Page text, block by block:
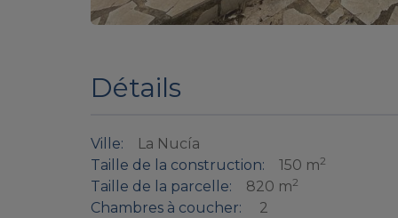
Détails
Ville:
La Nucía
Taille de la construction:
150 m2
Taille de la parcelle: 820 m2
Chambres à coucher:
2